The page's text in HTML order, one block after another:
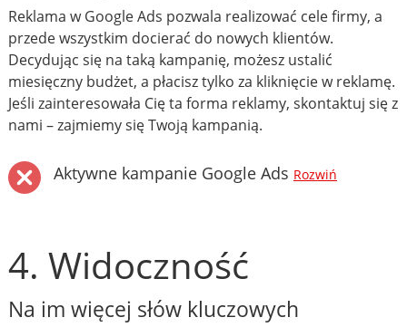
Reklama w Google Ads pozwala realizować cele firmy, a
przede wszystkim docierać do nowych klientów.
Decydując się na taką kampanię, możesz ustalić
miesięczny budżet, a płacisz tylko za kliknięcie w reklamę.
Jeśli zainteresowała Cię ta forma reklamy, skontaktuj się z
nami – zajmiemy się Twoją kampanią.
Aktywne kampanie Google Ads Rozwiń
4. Widoczność
Na im więcej słów kluczowych